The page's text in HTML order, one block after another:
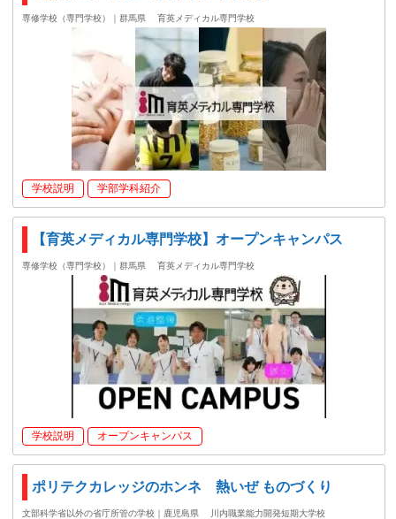
専修学校（専門学校）｜群馬県 育英メディカル専門学校
学校説明 学部学科紹介
【育英メディカル専門学校】オープンキャンパス
専修学校（専門学校）｜群馬県 育英メディカル専門学校
学校説明 オープンキャンパス
ポリテクカレッジのホンネ 熱いぜ ものづくり
文部科学省以外の省庁所管の学校｜鹿児島県 川内職業能力開発短期大学校